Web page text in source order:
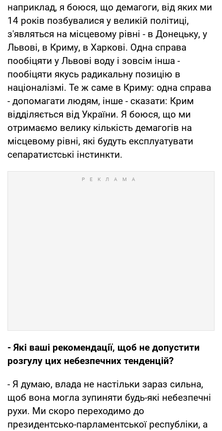
наприклад, я боюся, що демагоги, від яких ми
14 років позбувалися у великій політиці,
з'являться на місцевому рівні - в Донецьку, у
Львові, в Криму, в Харкові. Одна справа
пообіцяти у Львові воду і зовсім інша -
пообіцяти якусь радикальну позицію в
націоналізмі. Те ж саме в Криму: одна справа
- допомагати людям, інше - сказати: Крим
відділяється від України. Я боюся, що ми
отримаємо велику кількість демагогів на
місцевому рівні, які будуть експлуатувати
сепаратистські інстинкти.
- Які ваші рекомендації, щоб не допустити
розгулу цих небезпечних тенденцій?
- Я думаю, влада не настільки зараз сильна,
щоб вона могла зупиняти будь-які небезпечні
рухи. Ми скоро переходимо до
президентсько-парламентської республіки, а